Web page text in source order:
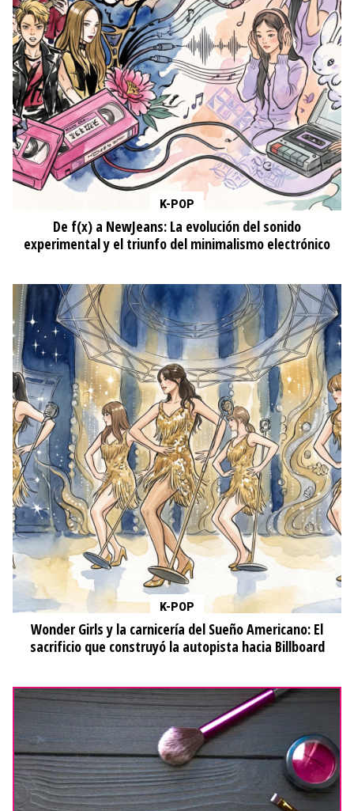
K-POP
De f(x) a NewJeans: La evolución del sonido
experimental y el triunfo del minimalismo electrónico
K-POP
Wonder Girls y la carnicería del Sueño Americano: El
sacrificio que construyó la autopista hacia Billboard